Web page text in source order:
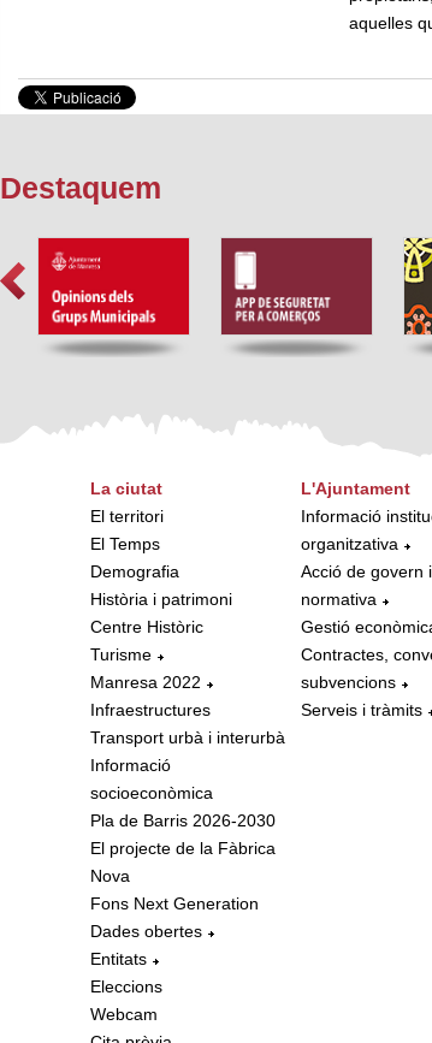
aquelles
Destaquem
La ciutat
El territori
El Temps
Demografia
Història i patrimoni
Centre Històric
Turisme
Manresa 2022
Infraestructures
Transport urbà i interurbà
Informació
socioeconòmica
Pla de Barris 2026-2030
El projecte de la Fàbrica
Nova
Fons Next Generation
Dades obertes
Entitats
Eleccions
Webcam
L'Ajuntament
Informació
organitzativa
Acció de govern i
normativa
Gestió
Contractes,
subvencions
Serveis i tràmits